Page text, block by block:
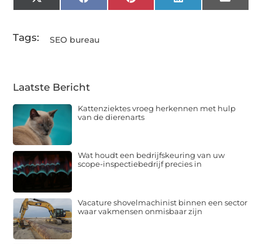
(Twitter)
Tags: SEO bureau
Laatste Bericht
Kattenziektes vroeg herkennen met hulp
van de dierenarts
Wat houdt een bedrijfskeuring van uw
scope-inspectiebedrijf precies in
Vacature shovelmachinist binnen een sector
waar vakmensen onmisbaar zijn